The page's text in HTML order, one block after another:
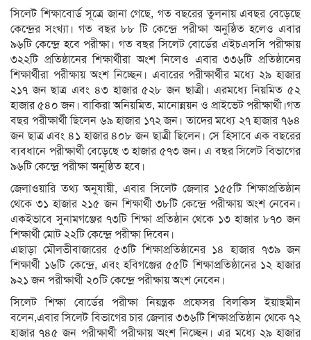
সিলেট শিক্ষাবোর্ড সূত্রে জানা গেছে, গত বছরের তুলনায় এবছর বেড়েছে
কেন্দ্রের সংখ্যা। গত বছর ৮৮ টি কেন্দ্রে পরীক্ষা অনুষ্ঠিত হলেও এবার
৯৬টি কেন্দ্রে হবে পরীক্ষা। গত বছর সিলেট বোর্ডের এইচএসসি পরীক্ষায়
৩২২টি প্রতিষ্ঠানের শিক্ষার্থীরা অংশ নিলেও এবার ৩৩৬টি প্রতিষ্ঠানের
শিক্ষার্থীরা পরীক্ষায় অংশ নিচ্ছেন। এবারের পরীক্ষার্থীর মধ্যে ২৯ হাজার
২১৭ জন ছাত্র এবং ৪৩ হাজার ৫২৮ জন ছাত্রী। এরমধ্যে নিয়মিত ৫২
হাজার ৫৪০ জন। বাকিরা অনিয়মিত, মানোন্নয়ন ও প্রাইভেট পরীক্ষার্থী।গত
বছর পরীক্ষার্থী ছিলেন ৬৯ হাজার ১৭২ জন। তাদের মধ্যে ২৭ হাজার ৭৬৪
জন ছাত্র এবং ৪১ হাজার ৪০৮ জন ছাত্রী ছিলেন। সে হিসাবে এক বছরের
ব্যবধানে পরীক্ষার্থী বেড়েছে ৩ হাজার ৫৭৩ জন। এ বছর সিলেট বিভাগের
৯৬টি কেন্দ্রে পরীক্ষা অনুষ্ঠিত হবে।
জেলাওয়ারি তথ্য অনুযায়ী, এবার সিলেট জেলার ১৫৫টি শিক্ষাপ্রতিষ্ঠান
থেকে ৩১ হাজার ২১৫ জন শিক্ষার্থী ৩৮টি কেন্দ্রে পরীক্ষায় অংশ নেবেন।
একইভাবে সুনামগঞ্জের ৭৩টি শিক্ষা প্রতিষ্ঠান থেকে ১৩ হাজার ৮৭০ জন
শিক্ষার্থী মোট ২২টি কেন্দ্রে পরীক্ষা দিবেন।
এছাড়া মৌলভীবাজারের ৫৩টি শিক্ষাপ্রতিষ্ঠানের ১৪ হাজার ৭৩৯ জন
শিক্ষার্থী ১৬টি কেন্দ্রে, এবং হবিগঞ্জের ৫৫টি শিক্ষাপ্রতিষ্ঠানের ১২ হাজার
৯২১ জন পরীক্ষার্থী ২০টি কেন্দ্রে পরীক্ষায় অংশ নেবেন।
সিলেট শিক্ষা বোর্ডের পরীক্ষা নিয়ন্ত্রক প্রফেসর বিলকিস ইয়াছমীন
বলেন,এবার সিলেট বিভাগের চার জেলার ৩৩৬টি শিক্ষাপ্রতিষ্ঠান থেকে ৭২
হাজার ৭৪৫ জন পরীক্ষার্থী পরীক্ষায় অংশ নিচ্ছেন। এর মধ্যে ২৯ হাজার